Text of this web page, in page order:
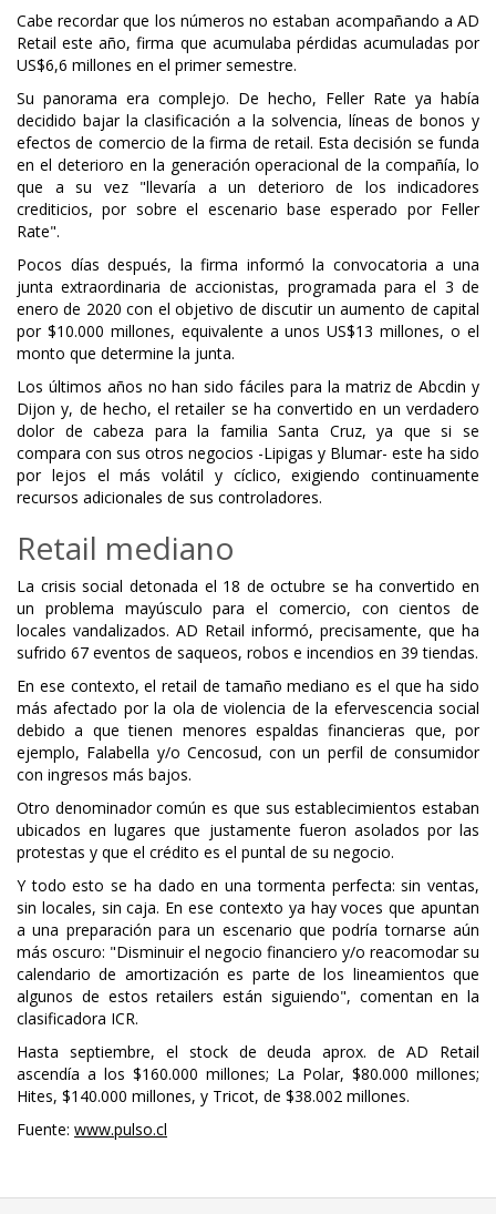
Cabe recordar que los números no estaban acompañando a AD
Retail este año, firma que acumulaba pérdidas acumuladas por
US$6,6 millones en el primer semestre.
Su panorama era complejo. De hecho, Feller Rate ya había
decidido bajar la clasificación a la solvencia, líneas de bonos y
efectos de comercio de la firma de retail. Esta decisión se funda
en el deterioro en la generación operacional de la compañía, lo
que a su vez "llevaría a un deterioro de los indicadores
crediticios, por sobre el escenario base esperado por Feller
Rate".
Pocos días después, la firma informó la convocatoria a una
junta extraordinaria de accionistas, programada para el 3 de
enero de 2020 con el objetivo de discutir un aumento de capital
por $10.000 millones, equivalente a unos US$13 millones, o el
monto que determine la junta.
Los últimos años no han sido fáciles para la matriz de Abcdin y
Dijon y, de hecho, el retailer se ha convertido en un verdadero
dolor de cabeza para la familia Santa Cruz, ya que si se
compara con sus otros negocios -Lipigas y Blumar- este ha sido
por lejos el más volátil y cíclico, exigiendo continuamente
recursos adicionales de sus controladores.
Retail mediano
La crisis social detonada el 18 de octubre se ha convertido en
un problema mayúsculo para el comercio, con cientos de
locales vandalizados. AD Retail informó, precisamente, que ha
sufrido 67 eventos de saqueos, robos e incendios en 39 tiendas.
En ese contexto, el retail de tamaño mediano es el que ha sido
más afectado por la ola de violencia de la efervescencia social
debido a que tienen menores espaldas financieras que, por
ejemplo, Falabella y/o Cencosud, con un perfil de consumidor
con ingresos más bajos.
Otro denominador común es que sus establecimientos estaban
ubicados en lugares que justamente fueron asolados por las
protestas y que el crédito es el puntal de su negocio.
Y todo esto se ha dado en una tormenta perfecta: sin ventas,
sin locales, sin caja. En ese contexto ya hay voces que apuntan
a una preparación para un escenario que podría tornarse aún
más oscuro: "Disminuir el negocio financiero y/o reacomodar su
calendario de amortización es parte de los lineamientos que
algunos de estos retailers están siguiendo", comentan en la
clasificadora ICR.
Hasta septiembre, el stock de deuda aprox. de AD Retail
ascendía a los $160.000 millones; La Polar, $80.000 millones;
Hites, $140.000 millones, y Tricot, de $38.002 millones.
Fuente: www.pulso.cl